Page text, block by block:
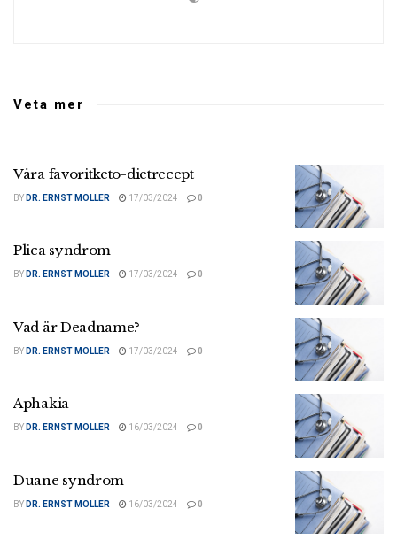
Veta mer
Våra favoritketo-dietrecept
BY DR. ERNST MOLLER 17/03/2024 0
Plica syndrom
BY DR. ERNST MOLLER 17/03/2024 0
Vad är Deadname?
BY DR. ERNST MOLLER 17/03/2024 0
Aphakia
BY DR. ERNST MOLLER 16/03/2024 0
Duane syndrom
BY DR. ERNST MOLLER 16/03/2024 0